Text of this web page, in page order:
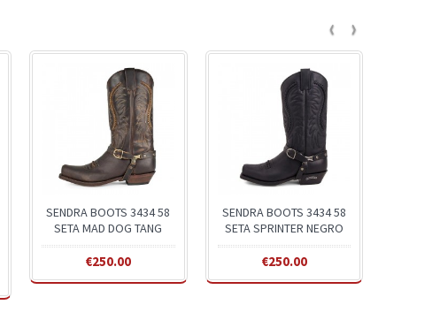
‹ ›
SENDRA BOOTS 3434 58
SETA MAD DOG TANG
€250.00
SENDRA BOOTS 3434 58
SETA SPRINTER NEGRO
€250.00